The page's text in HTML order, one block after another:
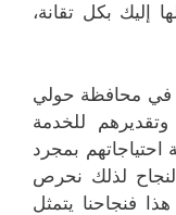
إليك بكل تقانة،
في محافظة حولي
للخدمة
احتياجاتهم بمجرد
لذلك نحرص
فنجاحنا يتمثل